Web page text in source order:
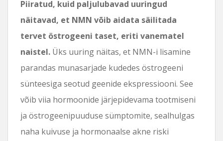
Piiratud, kuid paljulubavad uuringud
näitavad, et NMN võib aidata säilitada
tervet östrogeeni taset, eriti vanematel
naistel. Üks uuring näitas, et NMN-i lisamine
parandas munasarjade kudedes östrogeeni
sünteesiga seotud geenide ekspressiooni. See
võib viia hormoonide järjepidevama tootmiseni
ja östrogeenipuuduse sümptomite, sealhulgas
naha kuivuse ja hormonaalse akne riski